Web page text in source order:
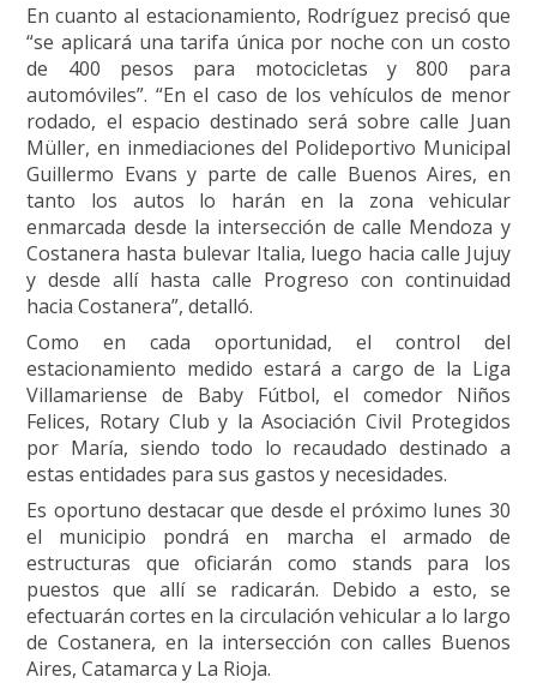
En cuanto al estacionamiento, Rodríguez precisó que
“se aplicará una tarifa única por noche con un costo
de 400 pesos para motocicletas y 800 para
automóviles”. “En el caso de los vehículos de menor
rodado, el espacio destinado será sobre calle Juan
Müller, en inmediaciones del Polideportivo Municipal
Guillermo Evans y parte de calle Buenos Aires, en
tanto los autos lo harán en la zona vehicular
enmarcada desde la intersección de calle Mendoza y
Costanera hasta bulevar Italia, luego hacia calle Jujuy
y desde allí hasta calle Progreso con continuidad
hacia Costanera”, detalló.
Como en cada oportunidad, el control del
estacionamiento medido estará a cargo de la Liga
Villamariense de Baby Fútbol, el comedor Niños
Felices, Rotary Club y la Asociación Civil Protegidos
por María, siendo todo lo recaudado destinado a
estas entidades para sus gastos y necesidades.
Es oportuno destacar que desde el próximo lunes 30
el municipio pondrá en marcha el armado de
estructuras que oficiarán como stands para los
puestos que allí se radicarán. Debido a esto, se
efectuarán cortes en la circulación vehicular a lo largo
de Costanera, en la intersección con calles Buenos
Aires, Catamarca y La Rioja.